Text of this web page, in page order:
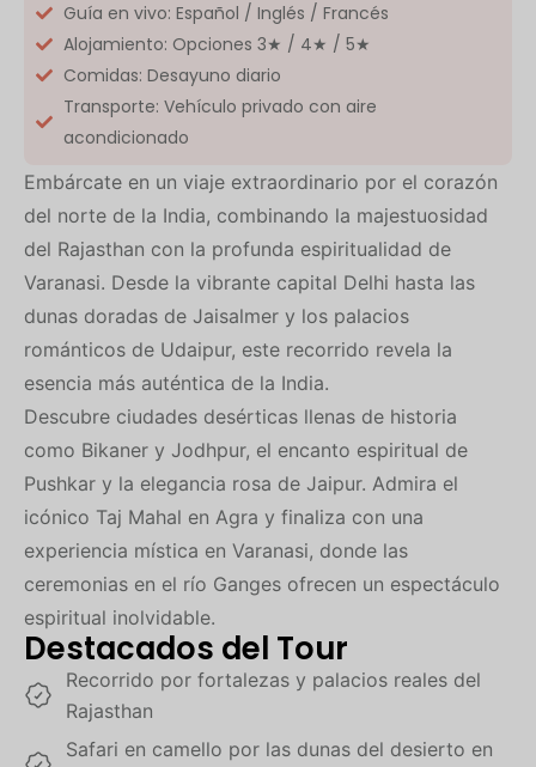
Guía en vivo: Español / Inglés / Francés
Alojamiento: Opciones 3★ / 4★ / 5★
Comidas: Desayuno diario
Transporte: Vehículo privado con aire
acondicionado
Embárcate en un viaje extraordinario por el corazón
del norte de la India, combinando la majestuosidad
del Rajasthan con la profunda espiritualidad de
Varanasi. Desde la vibrante capital Delhi hasta las
dunas doradas de Jaisalmer y los palacios
románticos de Udaipur, este recorrido revela la
esencia más auténtica de la India.
Descubre ciudades desérticas llenas de historia
como Bikaner y Jodhpur, el encanto espiritual de
Pushkar y la elegancia rosa de Jaipur. Admira el
icónico Taj Mahal en Agra y finaliza con una
experiencia mística en Varanasi, donde las
ceremonias en el río Ganges ofrecen un espectáculo
espiritual inolvidable.
Destacados del Tour
Recorrido por fortalezas y palacios reales del
Rajasthan
Safari en camello por las dunas del desierto en